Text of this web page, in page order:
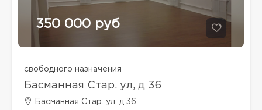
350 000 руб
свободного назначения
Басманная Стар. ул, д 36
Басманная Стар. ул, д 36